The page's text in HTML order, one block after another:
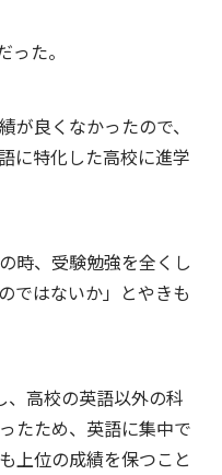
た。
が良くなかったので、
に特化した高校に進学
時、受験勉強を全くし
ではないか」とやきも
高校の英語以外の科
たため、英語に集中で
上位の成績を保つこと